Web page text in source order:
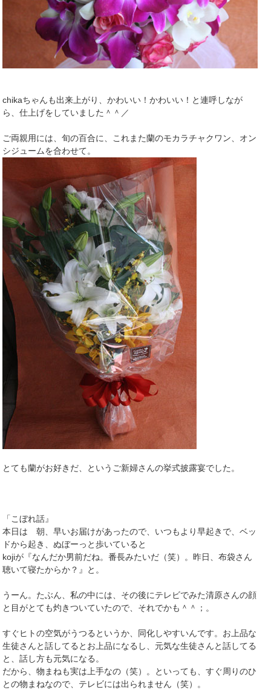
chikaちゃんも出来上がり、かわいい！かわいい！と連呼しなが
ら、仕上げをしていました＾＾／
ご両親用には、旬の百合に、これまた蘭のモカラチャクワン、オン
シジュームを合わせて。
とても蘭がお好きだ、というご新婦さんの挙式披露宴でした。
「こぼれ話』
本日は 朝、早いお届けがあったので、いつもより早起きで、ベッ
ドから起き、ぬぼーっと歩いていると
kojiが『なんだか男前だね。番長みたいだ（笑）。昨日、布袋さん
聴いて寝たからか？』と。
うーん。たぶん、私の中には、その後にテレビでみた清原さんの顔
と目がとても灼きついていたので、それでかも＾＾；。
すぐヒトの空気がうつるというか、同化しやすいんです。お上品な
生徒さんと話してるとお上品になるし、元気な生徒さんと話してる
と、話し方も元気になる。
だから、物まねも実は上手なの（笑）。といっても、すぐ周りのひ
との物まねなので、テレビには出られません（笑）。